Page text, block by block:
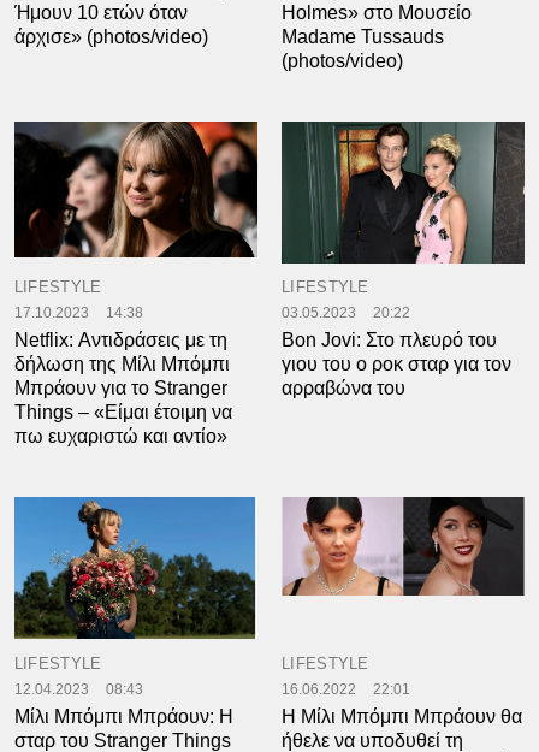
Ήμουν 10 ετών όταν
άρχισε» (photos/video)
Holmes» στο Μουσείο
Madame Tussauds
(photos/video)
LIFESTYLE
17.10.2023 14:38
Netflix: Αντιδράσεις με τη
δήλωση της Μίλι Μπόμπι
Μπράουν για το Stranger
Things – «Είμαι έτοιμη να
πω ευχαριστώ και αντίο»
LIFESTYLE
03.05.2023 20:22
Bon Jovi: Στο πλευρό του
γιου του ο ροκ σταρ για τον
αρραβώνα του
LIFESTYLE
12.04.2023 08:43
Μίλι Μπόμπι Μπράουν: Η
σταρ του Stranger Things
LIFESTYLE
16.06.2022 22:01
Η Μίλι Μπόμπι Μπράουν θα
ήθελε να υποδυθεί τη